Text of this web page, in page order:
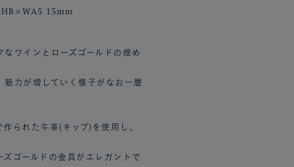
HB×WA5 15mm
ワインとローズゴールドの煌め
力が増していく様子がなお一層
られた牛革(キップ)を使用し、
ゴールドの金具がエレガントで